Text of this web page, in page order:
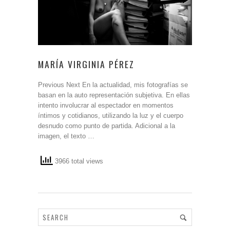
MARÍA VIRGINIA PÉREZ
Previous Next En la actualidad, mis fotografías se
basan en la auto representación subjetiva. En ellas
intento involucrar al espectador en momentos
íntimos y cotidianos, utilizando la luz y el cuerpo
desnudo como punto de partida. Adicional a la
imagen, el texto …
3966 total views